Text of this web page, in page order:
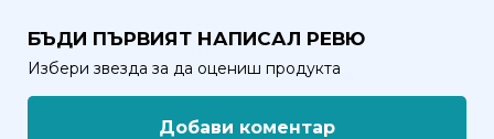
БЪДИ ПЪРВИЯТ НАПИСАЛ РЕВЮ
Избери звезда за да оцениш продукта
Добави коментар